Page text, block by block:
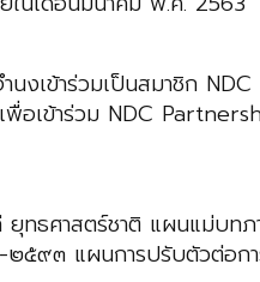
งเข้าร่วมเป็นสมาชิก
เข้าร่วม NDC
ยุทธศาสตร์ชาติ แผนแม่บ
๙๓ แผนการปรับตัวต่อก